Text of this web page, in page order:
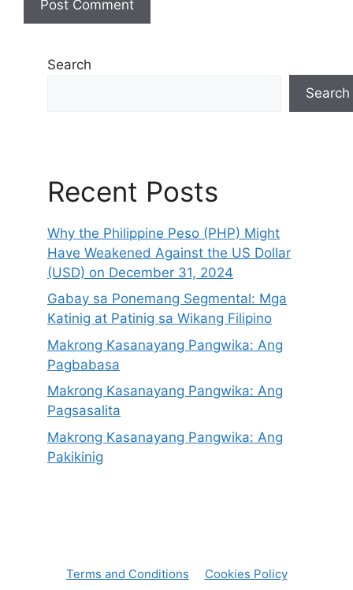
Search
Search
Recent Posts
Why the Philippine Peso (PHP) Might
Have Weakened Against the US Dollar
(USD) on December 31, 2024
Gabay sa Ponemang Segmental: Mga
Katinig at Patinig sa Wikang Filipino
Makrong Kasanayang Pangwika: Ang
Pagbabasa
Makrong Kasanayang Pangwika: Ang
Pagsasalita
Makrong Kasanayang Pangwika: Ang
Pakikinig
Terms and Conditions
Cookies Policy